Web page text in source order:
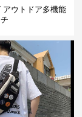
アウトドア多機能